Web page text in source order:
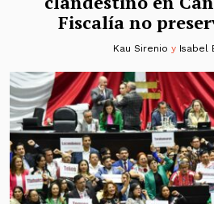
Fiscalía no
Kau Sirenio y Isabel